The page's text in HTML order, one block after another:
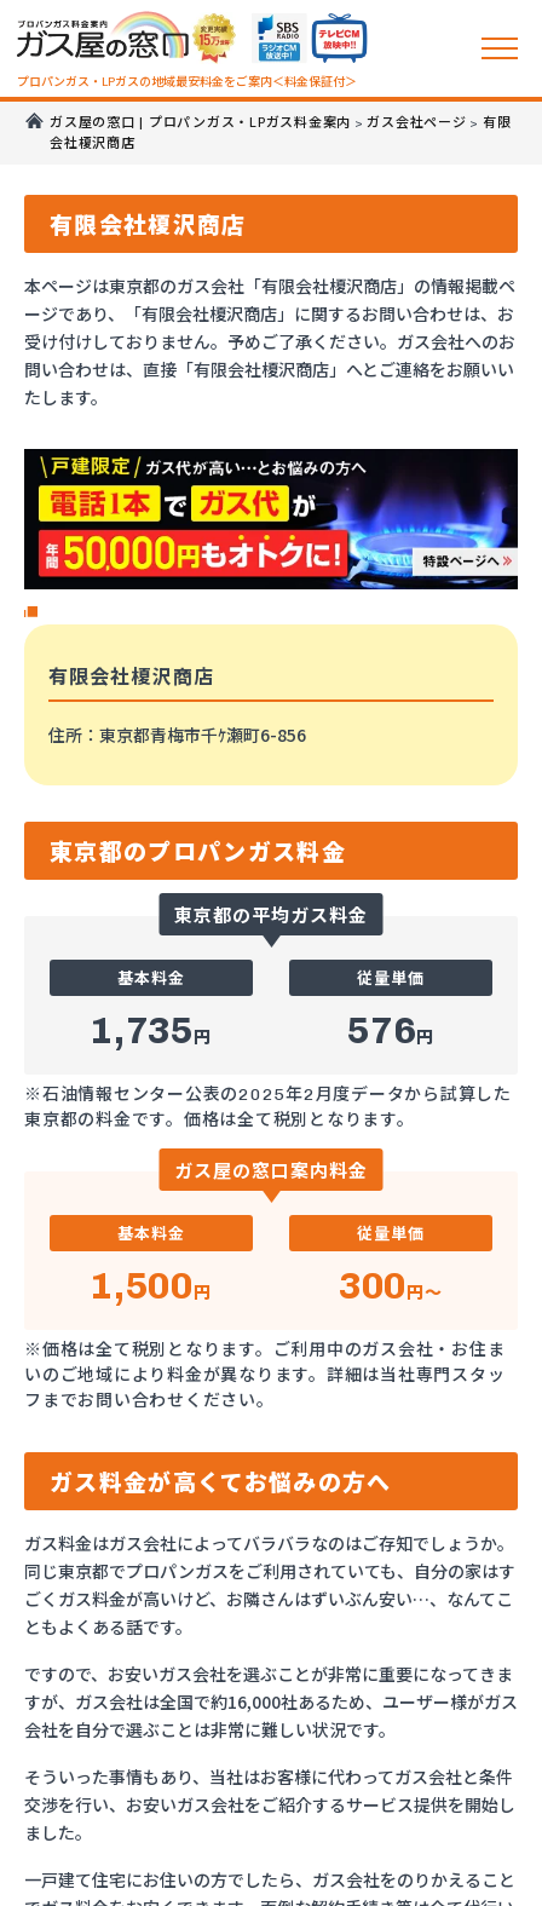
プロパンガス・LPガスの地域最安料金をご案内＜料金保証付＞
ガス屋の窓口 | プロパンガス・LPガス料金案内 >ガス会社ページ > 有限
会社榎沢商店
有限会社榎沢商店
本ページは東京都のガス会社「有限会社榎沢商店」の情報掲載ペ
ージであり、「有限会社榎沢商店」に関するお問い合わせは、お
受け付けしておりません。予めご了承ください。ガス会社へのお
問い合わせは、直接「有限会社榎沢商店」へとご連絡をお願いい
たします。
有限会社榎沢商店
住所 ：東京都青梅市千ｹ瀬町6-856
東京都のプロパンガス料金
東京都の平均ガス料金
基本料金
1,735円
従量単価
576円
※石油情報センター公表の2025年2月度データから試算した
東京都の料金です。価格は全て税別となります。
ガス屋の窓口案内料金
基本料金
1,500円
従量単価
300円～
※価格は全て税別となります。ご利用中のガス会社・お住ま
いのご地域により料金が異なります。詳細は当社専門スタッ
フまでお問い合わせください。
ガス料金が高くてお悩みの方へ
ガス料金はガス会社によってバラバラなのはご存知でしょうか。
同じ東京都でプロパンガスをご利用されていても、自分の家はす
ごくガス料金が高いけど、お隣さんはずいぶん安い…、なんてこ
ともよくある話です。
ですので、お安いガス会社を選ぶことが非常に重要になってきま
すが、ガス会社は全国で約16,000社あるため、ユーザー様がガス
会社を自分で選ぶことは非常に難しい状況です。
そういった事情もあり、当社はお客様に代わってガス会社と条件
交渉を行い、お安いガス会社をご紹介するサービス提供を開始し
ました。
一戸建て住宅にお住いの方でしたら、ガス会社をのりかえること